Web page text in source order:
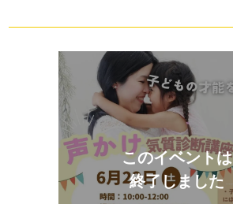
このイベントは
終了しました